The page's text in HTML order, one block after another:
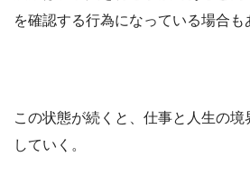
を確認する行為になっている場合も
この状態が続くと、仕事と人生の
していく。